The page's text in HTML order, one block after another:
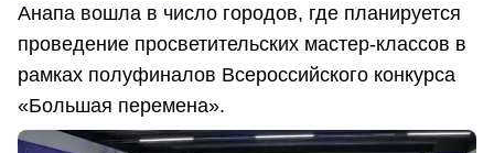
Анапа вошла в число городов, где планируется
проведение просветительских мастер-классов в
рамках полуфиналов Всероссийского конкурса
«Большая перемена».